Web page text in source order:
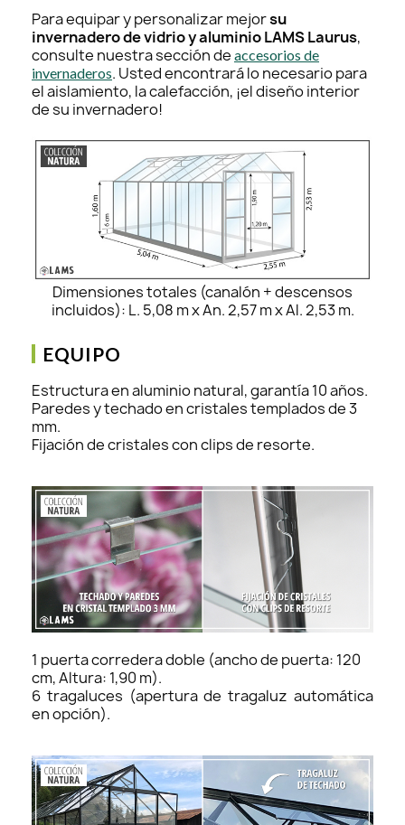
Para equipar y personalizar mejorsu
invernadero de vidrio y aluminio LAMS Laurus,
consulte nuestra sección de accesorios de
invernaderos. Usted encontrará lo necesario para
el aislamiento, la calefacción, ¡el diseño interior
de su invernadero!
Dimensiones totales (canalón + descensos
incluidos): L. 5,08 m x An. 2,57 m x Al. 2,53 m.
EQUIPO
Estructura en aluminio natural, garantía 10 años.
Paredes y techado en cristales templados de 3
mm.
Fijación de cristales con clips de resorte.
1 puerta corredera doble (ancho de puerta: 120
cm, Altura: 1,90 m).
6 tragaluces (apertura de tragaluz automática
en opción).